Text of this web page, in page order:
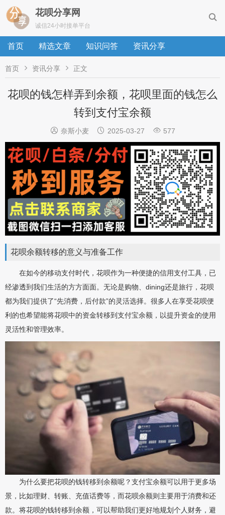

花呗分享网
诚信24小时接单平台
首页 精选文章 知识问答 资讯分享
首页  资讯分享  正文
花呗的钱怎样弄到余额，花呗里面的钱怎么
转到支付宝余额
 奈斯小麦  2025-03-27  577
花呗余额转移的意义与准备工作
在如今的移动支付时代，花呗作为一种便捷的信用支付工具，已
经渗透到我们生活的方方面面。无论是购物、dining还是旅行，花呗
都为我们提供了“先消费，后付款”的灵活选择。很多人在享受花呗便
利的也希望能将花呗中的资金转移到支付宝余额，以提升资金的使用
灵活性和管理效率。
为什么要把花呗的钱转移到余额呢？支付宝余额可以用于更多场
景，比如理财、转账、充值话费等，而花呗余额则主要用于消费和还
款。将花呗的钱转移到余额，可以帮助我们更好地规划个人财务，避